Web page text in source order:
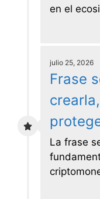
en el
julio 25, 2026
Frase
La frase